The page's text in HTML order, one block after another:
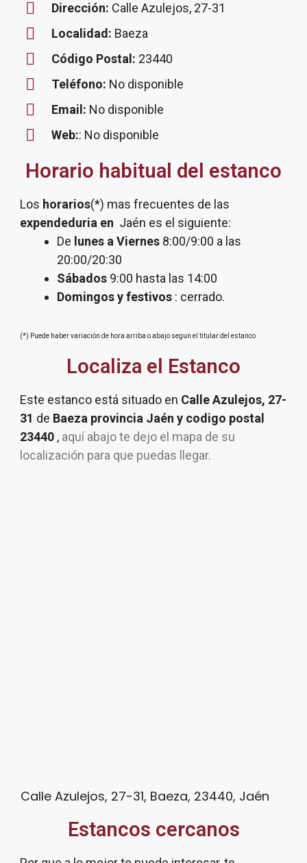
Dirección: Calle Azulejos, 27-31
Localidad: Baeza
Código Postal: 23440
Teléfono: No disponible
Email: No disponible
Web:: No disponible
Horario habitual del estanco
Los horarios(*) mas frecuentes de las
expendeduria en Jaén es el siguiente:
De lunes a Viernes 8:00/9:00 a las
20:00/20:30
Sábados 9:00 hasta las 14:00
Domingos y festivos : cerrado.
(*) Puede haber variación de hora arriba o abajo segun el titular del estanco
Localiza el Estanco
Este estanco está situado en Calle Azulejos, 27-
31 de Baeza provincia Jaén y codigo postal
23440 , aquí abajo te dejo el mapa de su
localización para que puedas llegar.
Calle Azulejos, 27-31, Baeza, 23440, Jaén
Estancos cercanos